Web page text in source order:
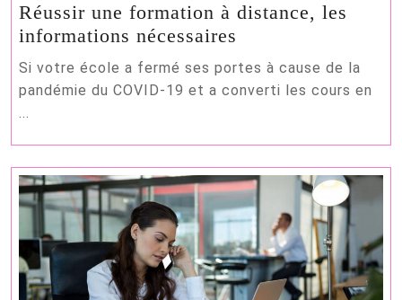
Réussir une formation à distance, les
informations nécessaires
une
formation
les
informations
nécessaires
Si votre école a fermé ses portes à cause de la
pandémie du COVID-19 et a converti les cours en
...